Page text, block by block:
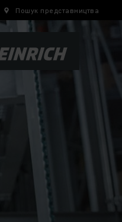
Пошук представництва